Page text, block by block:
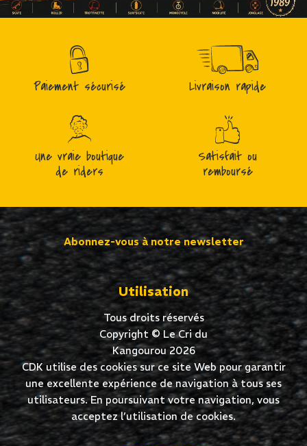
Paiement sécurisé Livraison rapide
Une vraie boutique
de riders
Satisfait ou
remboursé
Abonnez-vous à notre newsletter
Utilisation
Tous droits réservés
Copyright © Le Cri du
Kangourou 2026
CDK utilise des cookies sur ce site Web pour garantir
une excellente expérience de navigation à tous ses
utilisateurs. En poursuivant votre navigation, vous
acceptez l’utilisation de cookies.